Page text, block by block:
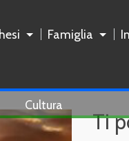
Famiglia
Cultura
Ti